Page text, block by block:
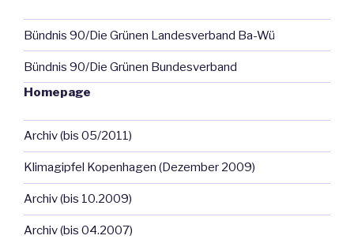
Bündnis 90/Die Grünen Landesverband Ba-Wü
Bündnis 90/Die Grünen Bundesverband
Homepage
Archiv (bis 05/2011)
Klimagipfel Kopenhagen (Dezember 2009)
Archiv (bis 10.2009)
Archiv (bis 04.2007)